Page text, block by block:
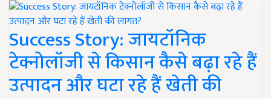
Success Story: जायटॉनिक
टेक्नोलॉजी से किसान कैसे बढ़ा रहे हैं
उत्पादन और घटा रहे हैं खेती की